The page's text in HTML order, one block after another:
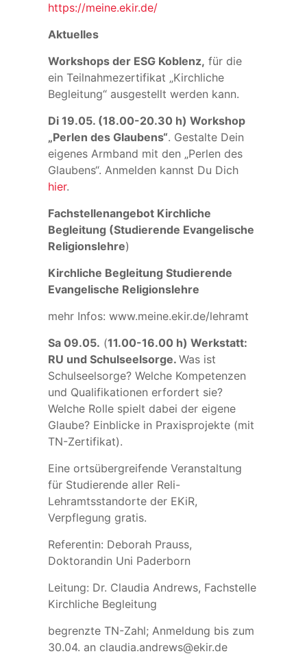
https://meine.ekir.de/
Aktuelles
Workshops der ESG Koblenz, für die
ein Teilnahmezertifikat „Kirchliche
Begleitung“ ausgestellt werden kann.
Di 19.05. (18.00-20.30 h) Workshop
„Perlen des Glaubens“. Gestalte Dein
eigenes Armband mit den „Perlen des
Glaubens“. Anmelden kannst Du Dich
hier.
Fachstellenangebot Kirchliche
Begleitung (Studierende Evangelische
Religionslehre)
Kirchliche Begleitung Studierende
Evangelische Religionslehre
mehr Infos: www.meine.ekir.de/lehramt
Sa 09.05. (11.00-16.00 h) Werkstatt:
RU und Schulseelsorge. Was ist
Schulseelsorge? Welche Kompetenzen
und Qualifikationen erfordert sie?
Welche Rolle spielt dabei der eigene
Glaube? Einblicke in Praxisprojekte (mit
TN-Zertifikat).
Eine ortsübergreifende Veranstaltung
für Studierende aller Reli-
Lehramtsstandorte der EKiR,
Verpflegung gratis.
Referentin: Deborah Prauss,
Doktorandin Uni Paderborn
Leitung: Dr. Claudia Andrews, Fachstelle
Kirchliche Begleitung
begrenzte TN-Zahl; Anmeldung bis zum
30.04. an claudia.andrews@ekir.de